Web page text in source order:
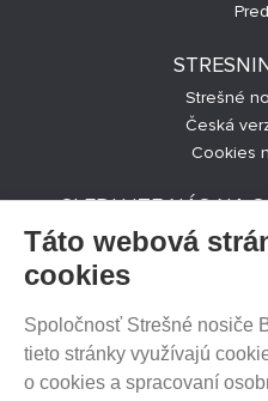
Strešné
Česká
Cookies
SLEDUJTE NÁS NA
PREDAJ
Táto webová
cookies
Spoločnosť Strešné nosiče
tieto stránky využívajú
o cookies a spracovaní